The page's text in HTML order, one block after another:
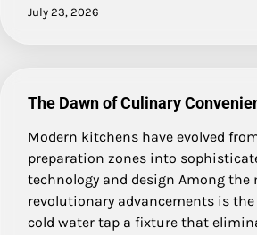
July 23, 2026
The Dawn of Culinary
Modern kitchens have evolved
preparation zones into
technology and design Among the
revolutionary advancements is
cold water tap a fixture that